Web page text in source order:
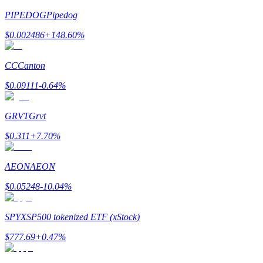
BTC Welcome Rewards
PIPEDOGPipedog
$0.002486+148.60%
CCCanton
$0.09111-0.64%
GRVTGrvt
$0.311+7.70%
AEONAEON
$0.05248-10.04%
SPYXSP500 tokenized ETF (xStock)
$777.69+0.47%